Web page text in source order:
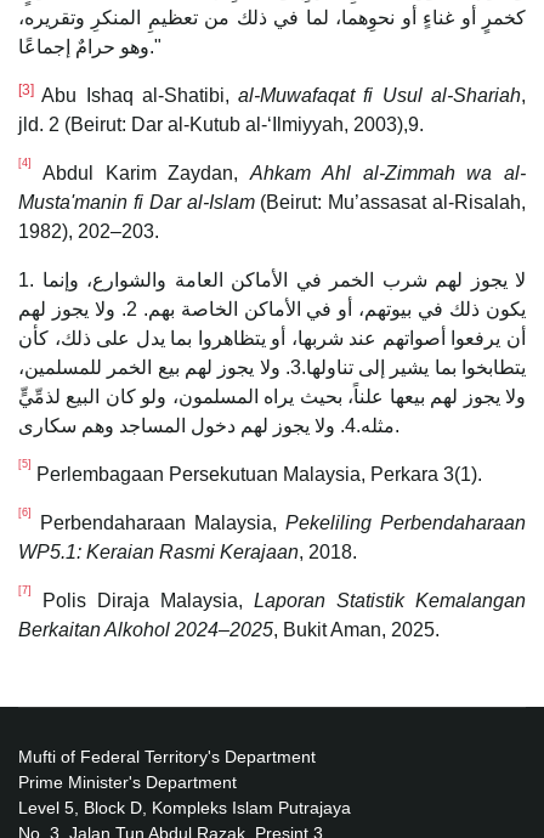
كخمرٍ أو غناءٍ أو نحوِهما، لما في ذلك من تعظيمِ المنكرِ وتقريره،
وهو حرامٌ إجماعًا."
[3] Abu Ishaq al-Shatibi,al-Muwafaqat fi Usul al-Shariah,
jld. 2 (Beirut: Dar al-Kutub al-‘Ilmiyyah, 2003),9.
[4] Abdul Karim Zaydan, Ahkam Ahl al-Zimmah wa al-
Musta'manin fi Dar al-Islam(Beirut: Mu’assasat al-Risalah,
1982), 202–203.
1. لا يجوز لهم شرب الخمر في الأماكن العامة والشوارع، وإنما
يكون ذلك في بيوتهم، أو في الأماكن الخاصة بهم. 2. ولا يجوز لهم
أن يرفعوا أصواتهم عند شربها، أو يتظاهروا بما يدل على ذلك، كأن
يتطابخوا بما يشير إلى تناولها.3. ولا يجوز لهم بيع الخمر للمسلمين،
ولا يجوز لهم بيعها علناً، بحيث يراه المسلمون، ولو كان البيع لذمِّيٍّ
مثله.4. ولا يجوز لهم دخول المساجد وهم سكارى.
[5] Perlembagaan Persekutuan Malaysia, Perkara 3(1).
[6] Perbendaharaan Malaysia, Pekeliling Perbendaharaan
WP5.1: Keraian Rasmi Kerajaan, 2018.
[7] Polis Diraja Malaysia, Laporan Statistik Kemalangan
Berkaitan Alkohol 2024–2025, Bukit Aman, 2025.
Mufti of Federal Territory's Department
Prime Minister's Department
Level 5, Block D, Kompleks Islam Putrajaya
No. 3, Jalan Tun Abdul Razak, Presint 3